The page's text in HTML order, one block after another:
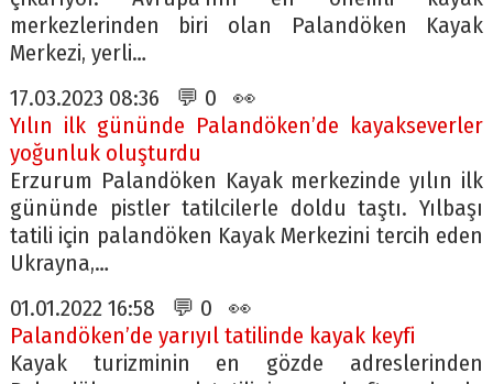
merkezlerinden biri olan Palandöken Kayak
Merkezi, yerli…
17.03.2023 08:36 💬 0 👀
Yılın ilk gününde Palandöken’de kayakseverler
yoğunluk oluşturdu
Erzurum Palandöken Kayak merkezinde yılın ilk
gününde pistler tatilcilerle doldu taştı. Yılbaşı
tatili için palandöken Kayak Merkezini tercih eden
Ukrayna,…
01.01.2022 16:58 💬 0 👀
Palandöken’de yarıyıl tatilinde kayak keyfi
Kayak turizminin en gözde adreslerinden